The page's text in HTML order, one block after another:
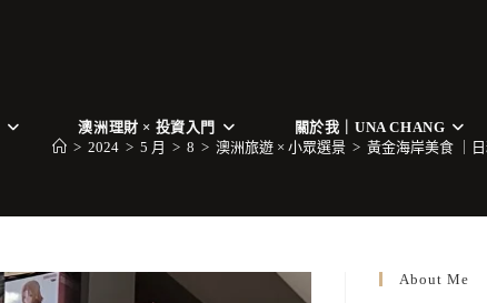
澳洲理財 × 投資入門 關於我｜UNA CHANG
> 2024 > 5 月 > 8 > 澳洲旅遊 × 小眾選景 > 黃金海岸美食 ｜
About Me